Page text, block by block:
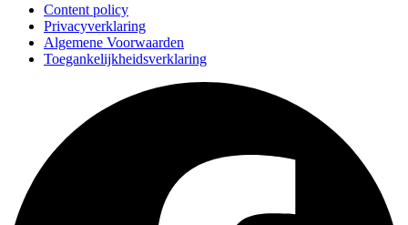
Content policy
Privacyverklaring
Algemene Voorwaarden
Toegankelijkheidsverklaring